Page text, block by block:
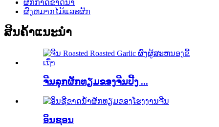
ຜັກກາດຂາດນ້ໍາ
ຜົງຫມາກໄມ້ແລະຜັກ
ສິນຄ້າແນະນໍາ
ຈີນລຸກຜັກທຽມຂອງຈີນປີ້ງ ...
ອິນຊອນ